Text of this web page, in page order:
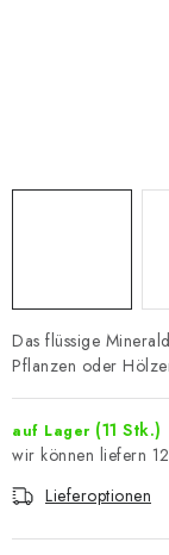
Das flüssige
Pflanzen oder
auf Lager (11 Stk.)
Lieferoptionen